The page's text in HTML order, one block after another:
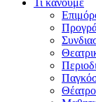
Τι κάνουμε